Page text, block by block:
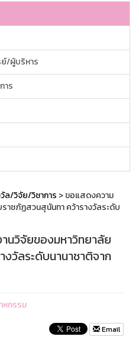
ย์/ผู้บริหาร
าร
ล/วิจัย/วิชาการ > ขอแสดงความ
าชภัฏสวนสุนันทา คว้ารางวัลระดับ
นวิจัยของมหาวิทยาลัย
วัลระดับนานาชาติจาก
หกรรม
Email